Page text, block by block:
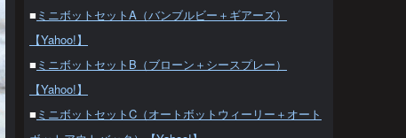
■ ミニボットセットA（バンブルビー＋ギアーズ）
【Yahoo!】
■ ミニボットセットB（ブローン＋シースプレー）
【Yahoo!】
■ ミニボットセットC（オートボットウィーリー＋オート